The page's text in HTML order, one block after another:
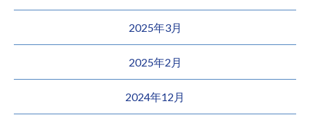
2025年3月
2025年2月
2024年12月